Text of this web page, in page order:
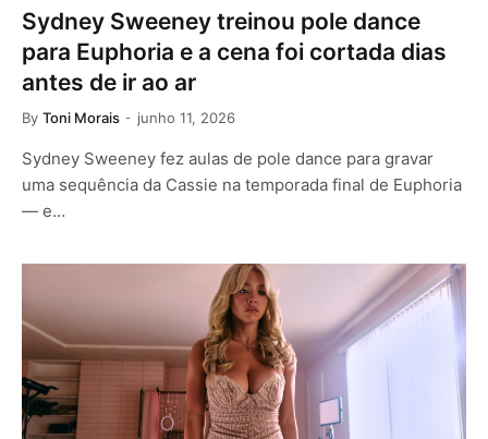
Sydney Sweeney treinou pole dance
para Euphoria e a cena foi cortada dias
antes de ir ao ar
By Toni Morais junho 11, 2026
Sydney Sweeney fez aulas de pole dance para gravar
uma sequência da Cassie na temporada final de Euphoria
— e…